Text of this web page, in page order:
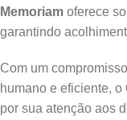
Memoriam oferece
garantindo
Com um
humano e eficiente, o
por sua atenção aos